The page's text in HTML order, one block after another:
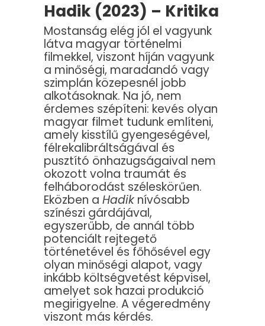
Hadik (2023) – Kritika
Mostanság elég jól el vagyunk
látva magyar történelmi
filmekkel, viszont híján vagyunk
a minőségi, maradandó vagy
szimplán közepesnél jobb
alkotásoknak. Na jó, nem
érdemes szépíteni: kevés olyan
magyar filmet tudunk említeni,
amely kisstílű gyengeségével,
félrekalibráltságával és
pusztító önhazugságaival nem
okozott volna traumát és
felháborodást széleskörűen.
Eközben a Hadik nívósabb
színészi gárdájával,
egyszerűbb, de annál több
potenciált rejtegető
történetével és főhősével egy
olyan minőségi alapot, vagy
inkább költségvetést képvisel,
amelyet sok hazai produkció
megirigyelne. A végeredmény
viszont más kérdés.